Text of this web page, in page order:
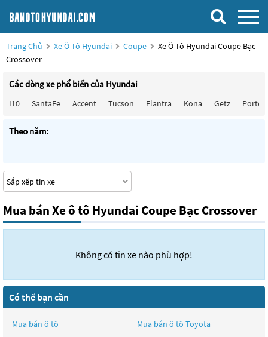
Trang Chủ Xe Ô Tô Hyundai Coupe
Xe Ô Tô Hyundai Coupe Bạc
Crossover
Các dòng xe phổ biến của Hyundai
I10 SantaFe Accent Tucson Elantra Kona Getz Porter
Theo năm:
Mua bán Xe ô tô Hyundai Coupe Bạc Crossover
Không có tin xe nào phù hợp!
Có thể bạn cần
Mua bán ô tô Mua bán ô tô Toyota